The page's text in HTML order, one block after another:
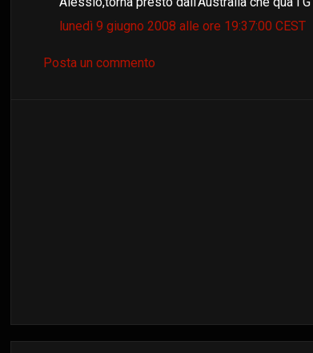
lunedì 9 giugno 2008 alle ore 19:37:00 CEST
Posta un commento